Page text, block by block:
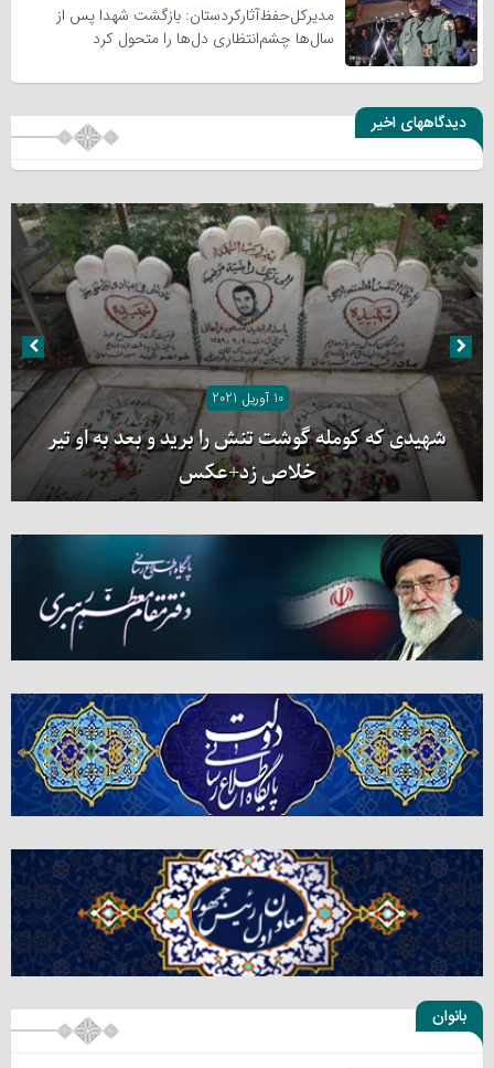
مدیرکل‌حفظ‌آثارکردستان: بازگشت شهدا پس از
سال‌ها چشم‌انتظاری دل‌ها را متحول کرد
دیدگاههای اخیر
10 آوریل 2021
شهیدی که کومله‌ گوشت تنش را برید و بعد به او تیر
خلاص زد+عکس
بانوان